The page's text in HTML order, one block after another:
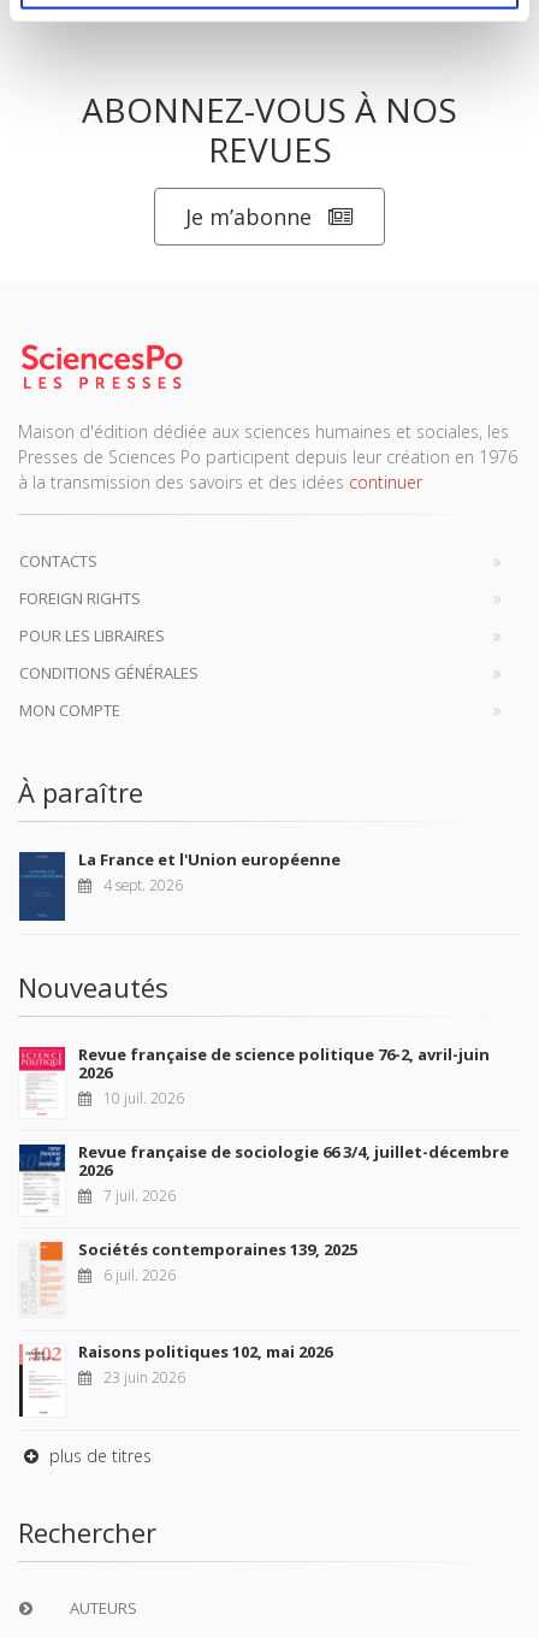
ABONNEZ-VOUS À NOS
REVUES
Je m’abonne
Maison d'édition dédiée aux sciences humaines et sociales, les
Presses de Sciences Po participent depuis leur création en 1976
à la transmission des savoirs et des idées continuer
CONTACTS
FOREIGN RIGHTS
POUR LES LIBRAIRES
CONDITIONS GÉNÉRALES
MON COMPTE
À paraître
La France et l'Union européenne
4 sept. 2026
Nouveautés
Revue française de science politique 76-2, avril-juin
2026
10 juil. 2026
Revue française de sociologie 66 3/4, juillet-décembre
2026
7 juil. 2026
Sociétés contemporaines 139, 2025
6 juil. 2026
Raisons politiques 102, mai 2026
23 juin 2026
plus de titres
Rechercher
AUTEURS